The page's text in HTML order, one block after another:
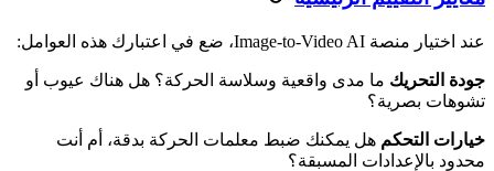
عند اختيار منصة Image-to-Video AI، ضع في اعتبارك هذه العوامل:
جودة التحريك ما مدى واقعية وسلاسة الحركة؟ هل هناك عيوب أو
تشوهات بصرية؟
خيارات التحكم هل يمكنك ضبط معلمات الحركة بدقة، أم أنت
محدود بالإعدادات المسبقة؟